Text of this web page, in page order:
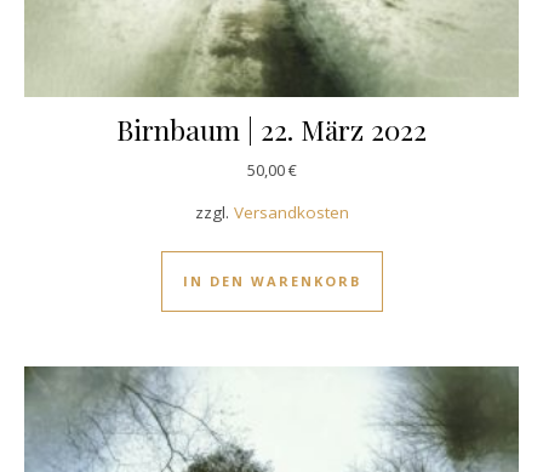
Birnbaum | 22. März 2022
50,00€
zzgl. Versandkosten
IN DEN WARENKORB